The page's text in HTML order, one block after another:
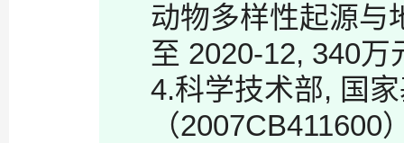
动物多样性起源与
至 2020-12, 340万
4.科学技术部, 国
（